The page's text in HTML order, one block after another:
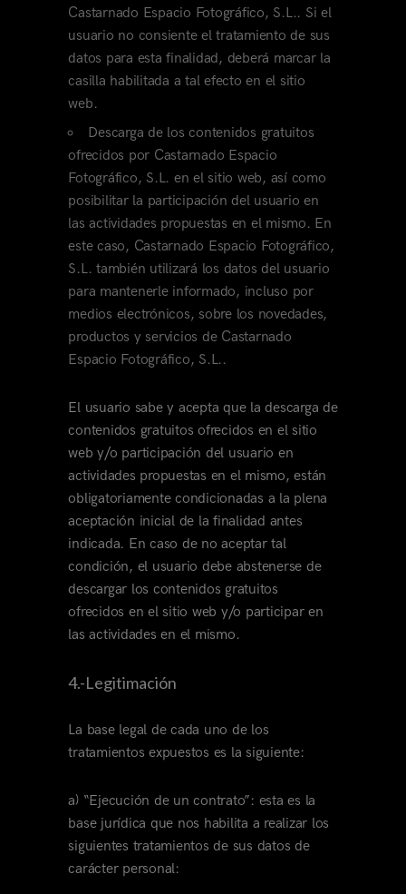
Castarnado Espacio Fotográfico, S.L.. Si el
usuario no consiente el tratamiento de sus
datos para esta finalidad, deberá marcar la
casilla habilitada a tal efecto en el sitio
web.
Descarga de los contenidos gratuitos
ofrecidos por Castarnado Espacio
Fotográfico, S.L. en el sitio web, así como
posibilitar la participación del usuario en
las actividades propuestas en el mismo. En
este caso, Castarnado Espacio Fotográfico,
S.L. también utilizará los datos del usuario
para mantenerle informado, incluso por
medios electrónicos, sobre los novedades,
productos y servicios de Castarnado
Espacio Fotográfico, S.L..
El usuario sabe y acepta que la descarga de
contenidos gratuitos ofrecidos en el sitio
web y/o participación del usuario en
actividades propuestas en el mismo, están
obligatoriamente condicionadas a la plena
aceptación inicial de la finalidad antes
indicada. En caso de no aceptar tal
condición, el usuario debe abstenerse de
descargar los contenidos gratuitos
ofrecidos en el sitio web y/o participar en
las actividades en el mismo.
4.-Legitimación
La base legal de cada uno de los
tratamientos expuestos es la siguiente:
a) “Ejecución de un contrato”: esta es la
base jurídica que nos habilita a realizar los
siguientes tratamientos de sus datos de
carácter personal: